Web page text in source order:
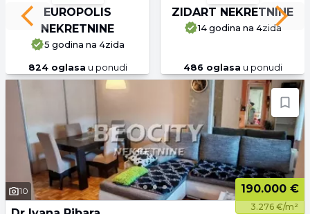
EUROPOLIS
NEKRETNINE
5 godina na 4zida
824oglasa u ponudi
ZIDART NEKRETNINE
14 godina na 4zida
486 oglasa u ponudi
Previous slide Next
10 190.000 €
3.276 €/m²